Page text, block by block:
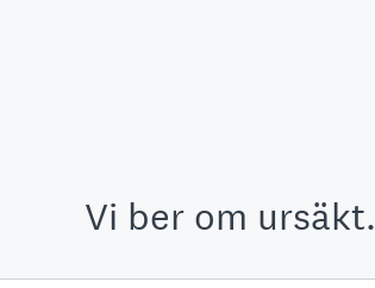
Vi ber om ursäkt.